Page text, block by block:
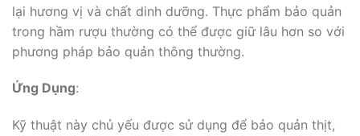
lại hương vị và chất dinh dưỡng. Thực phẩm bảo quản
trong hầm rượu thường có thể được giữ lâu hơn so với
phương pháp bảo quản thông thường.
Ứng Dụng:
Kỹ thuật này chủ yếu được sử dụng để bảo quản thịt,